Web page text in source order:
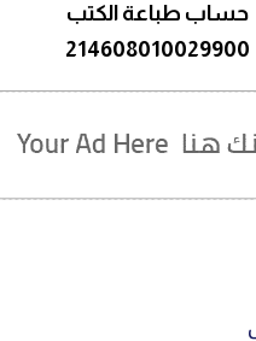
حساب طباعة الكتب
214608010029900